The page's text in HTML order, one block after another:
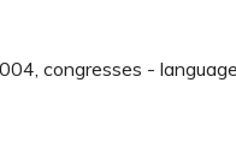
congresses - language